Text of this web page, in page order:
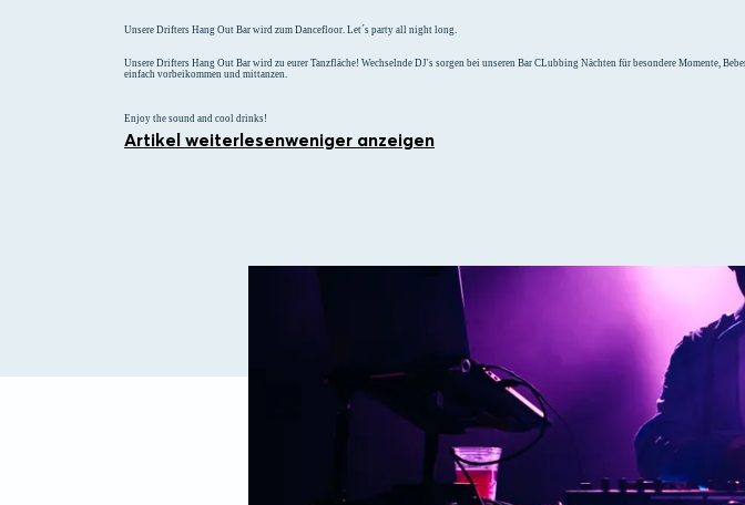
Unsere Drifters Hang Out Bar wird zum Dancefloor. Let´s party all night long.
Unsere Drifters Hang Out Bar wird zu eurer Tanzfläche! Wechselnde DJ's sorgen bei unseren Bar CLubbing Nächten für besondere Momente,
einfach vorbeikommen und mittanzen.
Enjoy the sound and cool drinks!
Artikel weiterlesenweniger anzeigen